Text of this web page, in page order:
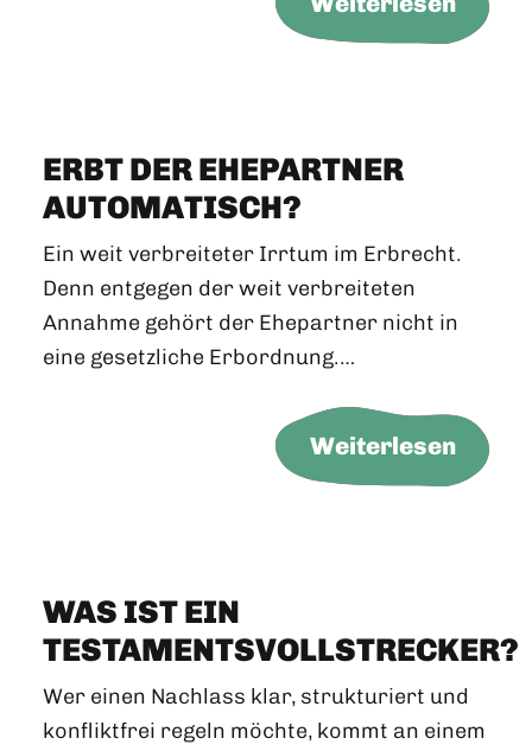
ERBT DER EHEPARTNER
AUTOMATISCH?
Ein weit verbreiteter Irrtum im Erbrecht.
Denn entgegen der weit verbreiteten
Annahme gehört der Ehepartner nicht in
eine gesetzliche Erbordnung.…
Weiterlesen
WAS IST EIN
TESTAMENTSVOLLSTRECKER?
Wer einen Nachlass klar, strukturiert und
konfliktfrei regeln möchte, kommt an einem